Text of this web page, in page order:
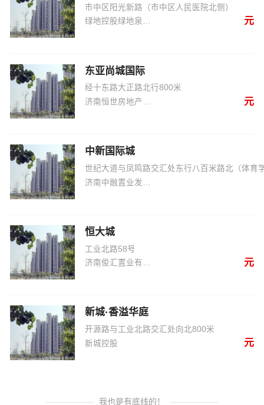
市中区阳光新路（市中区人民医院北侧）
绿地控股绿地泉集团
元
东亚尚城国际
经十东路大正路北行800米
济南恒世房地产开发有限公司
元
中新国际城
世纪大道与凤鸣路交汇处东行八百米路北（体育
恒大城
工业北路58号
济南俊汇置业有限公司
元
新城·香溢华庭
开源路与工业北路交汇处向北800米
新城控股
元
我也是有底线的！